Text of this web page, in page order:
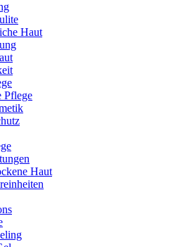
Haut
Pflege
Haut